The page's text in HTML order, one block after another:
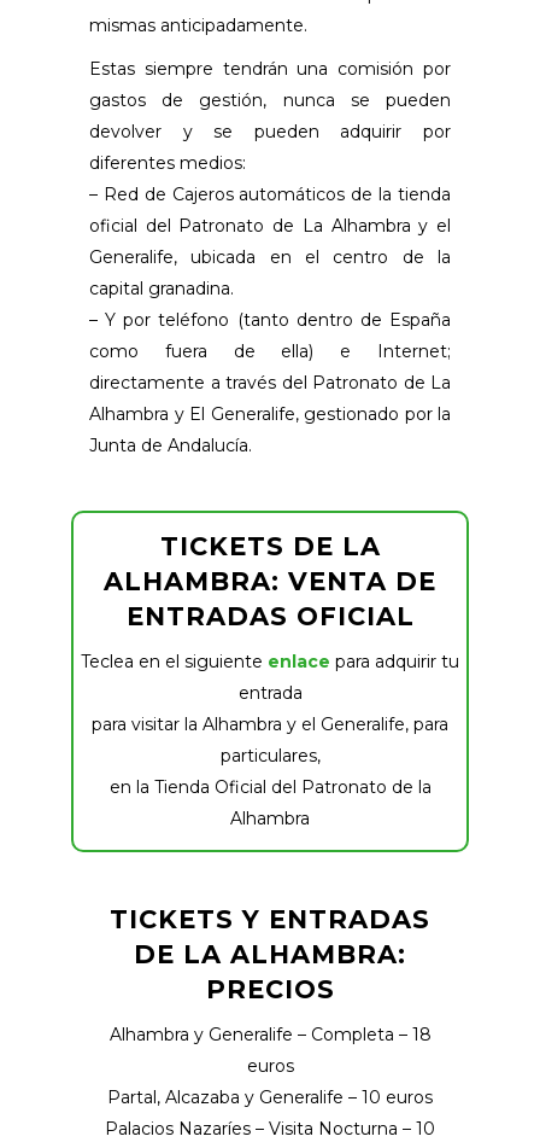
mismas anticipadamente.
Estas siempre tendrán una comisión por
gastos de gestión, nunca se pueden
devolver y se pueden adquirir por
diferentes medios:
– Red de Cajeros automáticos de la tienda
oficial del Patronato de La Alhambra y el
Generalife, ubicada en el centro de la
capital granadina.
– Y por teléfono (tanto dentro de España
como fuera de ella) e Internet;
directamente a través del Patronato de La
Alhambra y El Generalife, gestionado por la
Junta de Andalucía.
TICKETS DE LA
ALHAMBRA: VENTA DE
ENTRADAS OFICIAL
Teclea en el siguiente enlace para adquirir tu
entrada
para visitar la Alhambra y el Generalife, para
particulares,
en la Tienda Oficial del Patronato de la
Alhambra
TICKETS Y ENTRADAS
DE LA ALHAMBRA:
PRECIOS
Alhambra y Generalife – Completa – 18
euros
Partal, Alcazaba y Generalife – 10 euros
Palacios Nazaríes – Visita Nocturna – 10